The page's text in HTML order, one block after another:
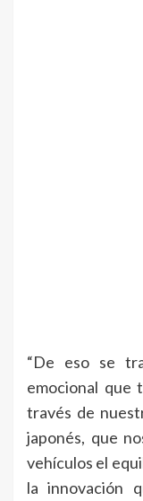
“De eso se
emocional que
través de
japonés, que
vehículos el
la innovación